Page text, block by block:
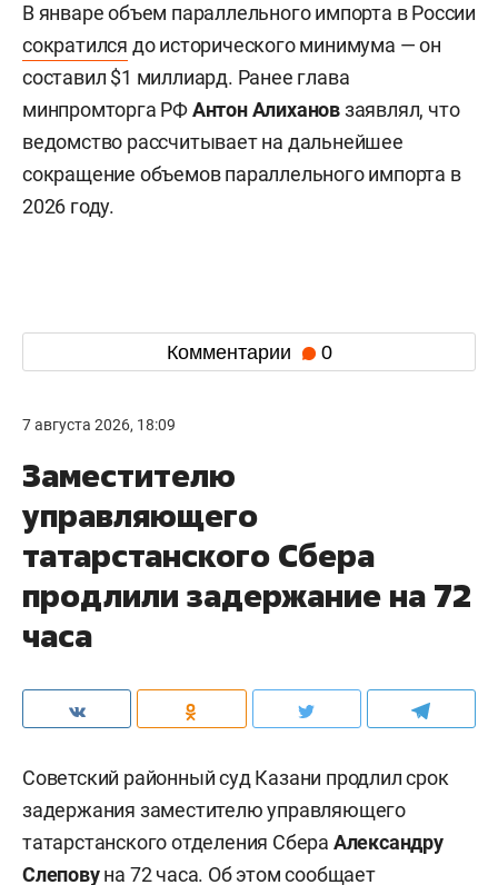
В январе объем параллельного импорта в России
сократился до исторического минимума — он
составил $1 миллиард. Ранее глава
минпромторга РФАнтон Алихановзаявлял, что
ведомство рассчитывает на дальнейшее
сокращение объемов параллельного импорта в
2026 году.
Комментарии 0
7 августа 2026, 18:09
Заместителю
управляющего
татарстанского Сбера
продлили задержание на 72
часа
Советский районный суд Казани продлил срок
задержания заместителю управляющего
татарстанского отделения Сбера Александру
Слеповуна 72 часа. Об этом сообщает